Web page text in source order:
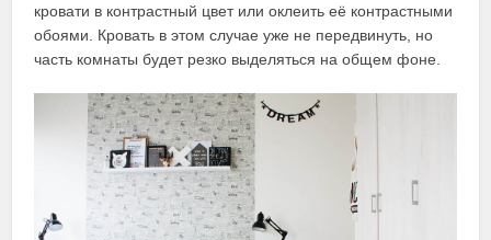
кровати в контрастный цвет или оклеить её контрастными
обоями. Кровать в этом случае уже не передвинуть, но
часть комнаты будет резко выделяться на общем фоне.